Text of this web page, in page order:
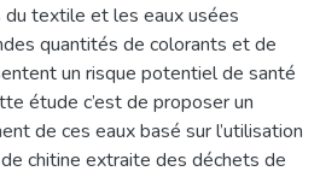
textile et les eaux usées
quantités de colorants et de
un risque potentiel de santé
étude c’est de proposer un
de ces eaux basé sur l’utilisation
chitine extraite des déchets de